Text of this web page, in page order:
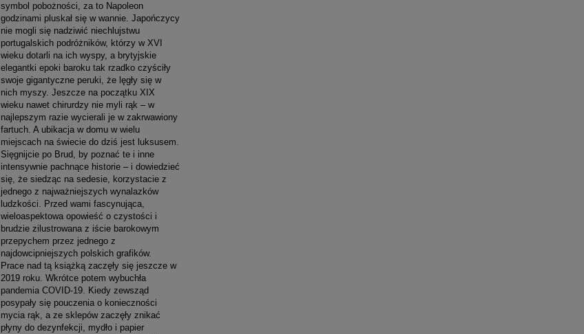
symbol pobożności, za to Napoleon
godzinami pluskał się w wannie. Japończycy
nie mogli się nadziwić niechlujstwu
portugalskich podróżników, którzy w XVI
wieku dotarli na ich wyspy, a brytyjskie
elegantki epoki baroku tak rzadko czyściły
swoje gigantyczne peruki, że lęgły się w
nich myszy. Jeszcze na początku XIX
wieku nawet chirurdzy nie myli rąk – w
najlepszym razie wycierali je w zakrwawiony
fartuch. A ubikacja w domu w wielu
miejscach na świecie do dziś jest luksusem.
Sięgnijcie po Brud, by poznać te i inne
intensywnie pachnące historie – i dowiedzieć
się, że siedząc na sedesie, korzystacie z
jednego z najważniejszych wynalazków
ludzkości. Przed wami fascynująca,
wieloaspektowa opowieść o czystości i
brudzie zilustrowana z iście barokowym
przepychem przez jednego z
najdowcipniejszych polskich grafików.
Prace nad tą książką zaczęły się jeszcze w
2019 roku. Wkrótce potem wybuchła
pandemia COVID-19. Kiedy zewsząd
posypały się pouczenia o konieczności
mycia rąk, a ze sklepów zaczęły znikać
płyny do dezynfekcji, mydło i papier